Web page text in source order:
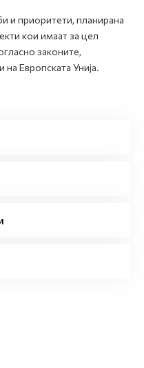
и приоритети, планирана
кои имаат за цел
законите,
Европската Унија.